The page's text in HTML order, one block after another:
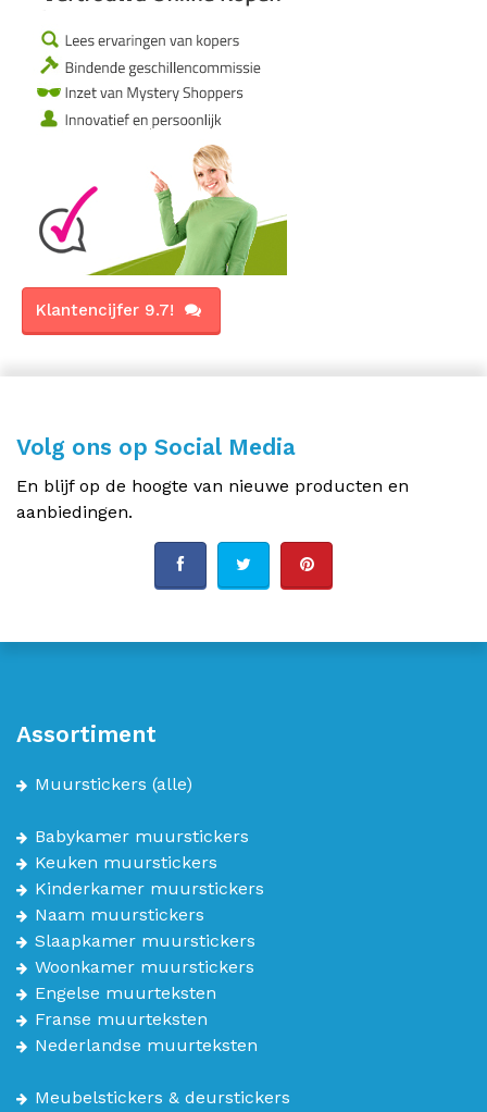
Klantencijfer 9.7!
Volg ons op Social Media
En blijf op de hoogte van nieuwe producten en
aanbiedingen.
Assortiment
Muurstickers (alle)
Babykamer muurstickers
Keuken muurstickers
Kinderkamer muurstickers
Naam muurstickers
Slaapkamer muurstickers
Woonkamer muurstickers
Engelse muurteksten
Franse muurteksten
Nederlandse muurteksten
Meubelstickers & deurstickers